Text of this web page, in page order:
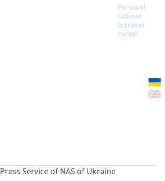
Personal
cabinet
Intranet
Portal
Press Service of NAS of Ukraine